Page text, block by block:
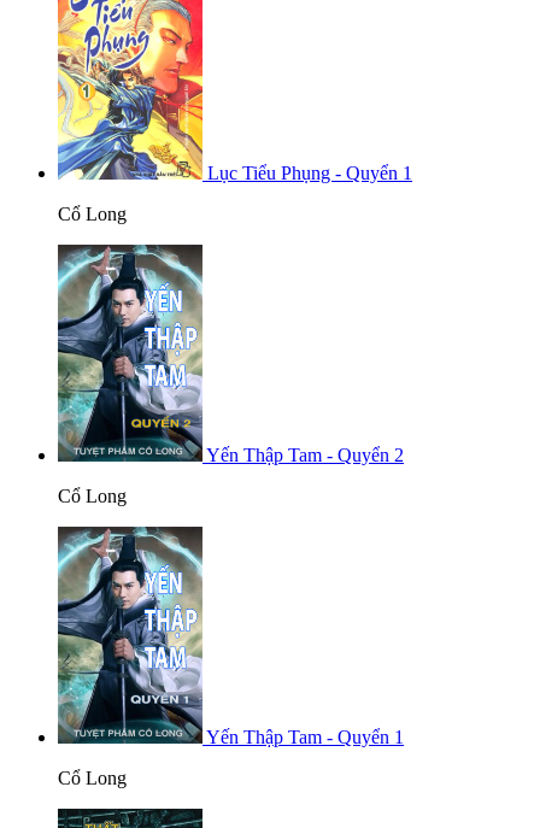
Lục Tiểu Phụng - Quyển 1
Cổ Long
Yến Thập Tam - Quyển 2
Cổ Long
Yến Thập Tam - Quyển 1
Cổ Long